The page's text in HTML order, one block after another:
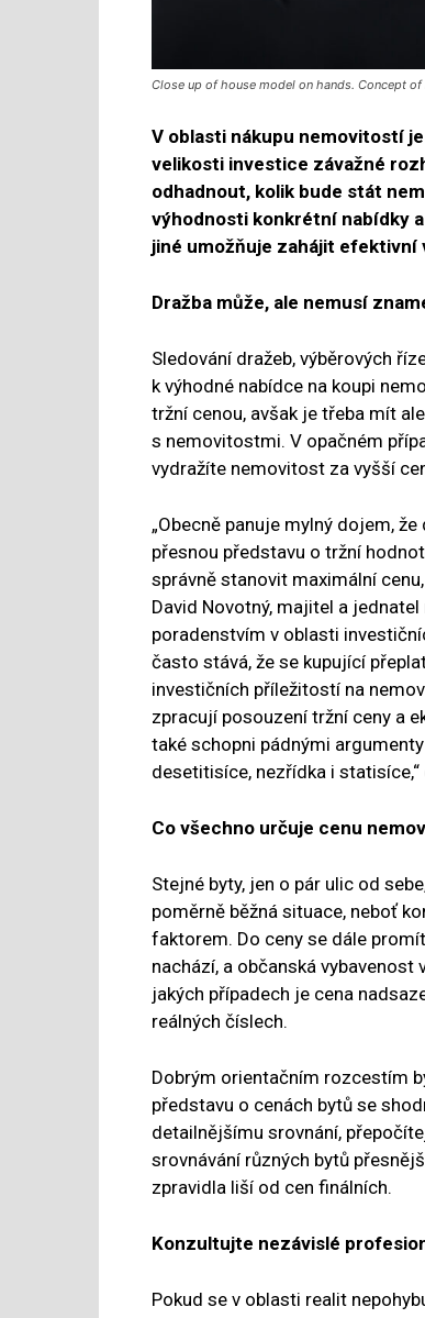
Close up of house model on hands. Concept
V oblasti nákupu nemovitostí
velikosti investice závažné
odhadnout, kolik bude stát
výhodnosti konkrétní nabídky
jiné umožňuje zahájit efektivní
Dražba může, ale nemusí
Sledování dražeb, výběrových
k výhodné nabídce na koupi
tržní cenou, avšak je třeba mít
s nemovitostmi. V opačném
vydražíte nemovitost za vyšší
„Obecně panuje mylný dojem,
přesnou představu o tržní
správně stanovit maximální
David Novotný, majitel a
poradenstvím v oblasti
často stává, že se kupující
investičních příležitostí na
zpracují posouzení tržní ceny a
také schopni pádnými
desetitisíce, nezřídka i statisíce,“
Co všechno určuje cenu
Stejné byty, jen o pár ulic od
poměrně běžná situace, neboť
faktorem. Do ceny se dále
nachází, a občanská
jakých případech je cena
reálných číslech.
Dobrým orientačním rozcestím
představu o cenách bytů se
detailnějšímu srovnání,
srovnávání různých bytů
zpravidla liší od cen finálních.
Konzultujte nezávislé
Pokud se v oblasti realit